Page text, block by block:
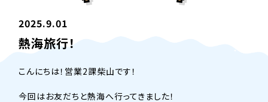
2025.9.01
熱海旅行！
こんにちは！営業2課柴山です！
今回はお友だちと熱海へ行ってきました！